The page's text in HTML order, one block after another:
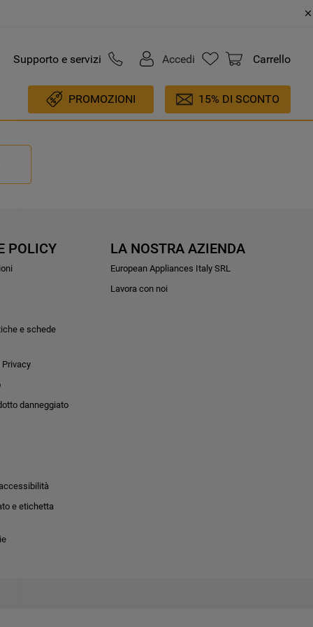
Supporto e servizi Accedi Carrello
PROMOZIONI 15% DI SCONTO
POLICY
e schede
danneggiato
e etichetta
LA NOSTRA AZIENDA
European Appliances Italy SRL
Lavora con noi